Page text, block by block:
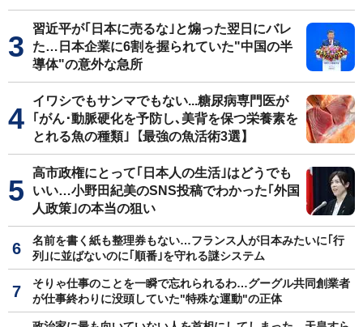
習近平が｢日本に売るな｣と煽った翌日にバレ
た…日本企業に6割を握られていた"中国の半
導体"の意外な急所
イワシでもサンマでもない...糖尿病専門医が
｢がん･動脈硬化を予防し､美背を保つ栄養素を
とれる魚の種類｣【最強の魚活術3選】
高市政権にとって｢日本人の生活｣はどうでも
いい…小野田紀美のSNS投稿でわかった｢外国
人政策｣の本当の狙い
名前を書く紙も整理券もない…フランス人が日本みたいに｢行
列｣に並ばないのに｢順番｣を守れる謎システム
そりゃ仕事のことを一瞬で忘れられるわ…グーグル共同創業者
が仕事終わりに没頭していた"特殊な運動"の正体